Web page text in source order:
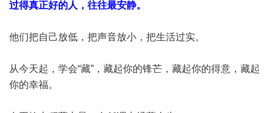
过得真正好的人，往往最安静。
他们把自己放低，把声音放小，把生活过实。
从今天起，学会“藏”，藏起你的锋芒，藏起你的得意，藏起
你的幸福。